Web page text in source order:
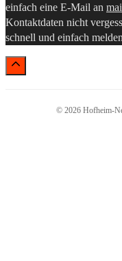
einfach eine E-Mail an
Kontaktdaten nicht
schnell und einfach
© 2026 Hofheim-